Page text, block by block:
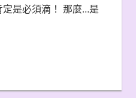
是必須滴！ 那麼…是